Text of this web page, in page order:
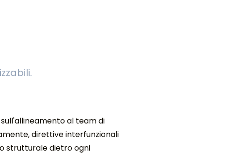
al team di
direttive interfunzionali
strutturale dietro ogni